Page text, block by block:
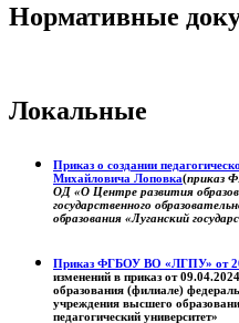
Нормативные
Локальные
Приказ о создании
Михайловича Лоповка(приказ
ОД «О Центре развития
государственного
образования «Луганский
Приказ ФГБОУ ВО «ЛГПУ» от
изменений в приказ от
образования (филиале)
учреждения высшего
педагогический университет»